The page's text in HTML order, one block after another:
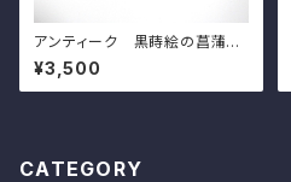
アンティーク 黒蒔絵の菖蒲模
様の小皿（その５）d11.6cm A
ntique Japanese Lacquere
d Wooden Small Dish, Iris
¥3,500
CATEGORY